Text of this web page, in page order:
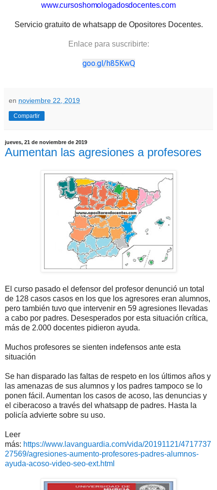
www.cursoshomologadosdocentes.com
Servicio gratuito de whatsapp de Opositores Docentes.
Enlace para suscribirte:
goo.gl/h85KwQ
en noviembre 22, 2019
Compartir
jueves, 21 de noviembre de 2019
Aumentan las agresiones a profesores
El curso pasado el defensor del profesor denunció un total
de 128 casos casos en los que los agresores eran alumnos,
pero también tuvo que intervenir en 59 agresiones llevadas
a cabo por padres. Desesperados por esta situación crítica,
más de 2.000 docentes pidieron ayuda.
Muchos profesores se sienten indefensos ante esta
situación
Se han disparado las faltas de respeto en los últimos años y
las amenazas de sus alumnos y los padres tampoco se lo
ponen fácil. Aumentan los casos de acoso, las denuncias y
el ciberacoso a través del whatsapp de padres. Hasta la
policía advierte sobre su uso.
Leer
más: https://www.lavanguardia.com/vida/20191121/4717737
27569/agresiones-aumento-profesores-padres-alumnos-
ayuda-acoso-video-seo-ext.html